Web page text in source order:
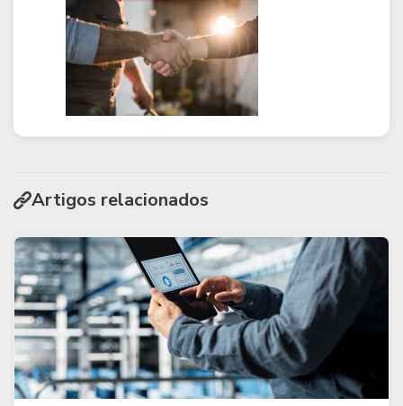
Artigos relacionados